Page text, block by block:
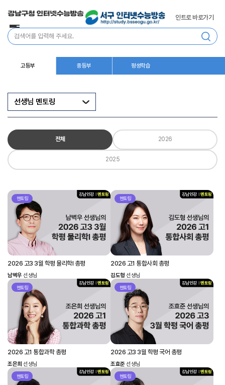
통
합
인트로 바로가기
전
메
고등부 중등부 평생학습
선생님 멘토링
전체 2026
2025
멘토링
2026 고3 3월 학평 물리학I 총평
남벽우선생님
멘토링
2026 고1 통합사회 총평
김도형 선생님
멘토링
2026 고1 통합과학 총평
조은희 선생님
멘토링
2026 고3 3월 학평 국어 총평
조효준선생님
멘토링 멘토링